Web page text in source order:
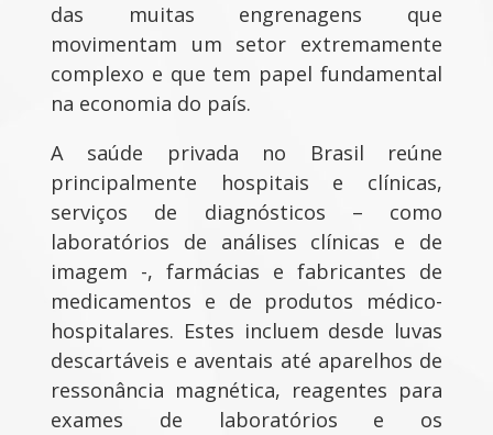
das muitas engrenagens que
movimentam um setor extremamente
complexo e que tem papel fundamental
na economia do país.
A saúde privada no Brasil reúne
principalmente hospitais e clínicas,
serviços de diagnósticos – como
laboratórios de análises clínicas e de
imagem -, farmácias e fabricantes de
medicamentos e de produtos médico-
hospitalares. Estes incluem desde luvas
descartáveis e aventais até aparelhos de
ressonância magnética, reagentes para
exames de laboratórios e os